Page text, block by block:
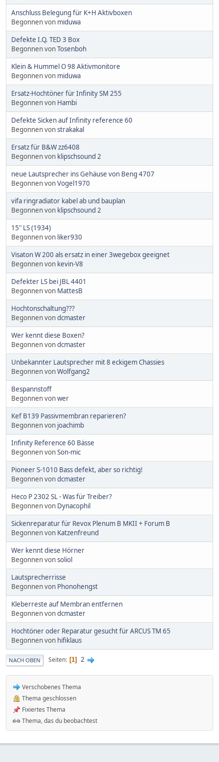
Anschluss Belegung für K+H Aktivboxen
Begonnen von miduwa
Defekte I.Q. TED 3 Box
Begonnen vonTosenboh
Klein & Hummel O 98 Aktivmonitore
Begonnen von miduwa
Ersatz-Hochtöner für Infinity SM 255
Begonnen von Hambi
Defekte Sicken auf Infinity reference 60
Begonnen vonstrakakal
Ersatz für B&W zz6408
Begonnen von klipschsound 2
neue Lautsprecher ins Gehäuse von Beng 4707
Begonnen vonVogel1970
vifa ringradiator kabel ab und bauplan
Begonnen von klipschsound 2
15" LS (1934)
Begonnen von liker930
Visaton W 200 als ersatz in einer 3wegebox geeignet
Begonnen von kevin-V8
Defekter LS bei JBL 4401
Begonnen von MattesB
Hochtonschaltung???
Begonnen vondcmaster
Wer kennt diese Boxen?
Begonnen vondcmaster
Unbekannter Lautsprecher mit 8 eckigem Chassies
Begonnen vonWolfgang2
Bespannstoff
Begonnen vonwer
Kef B139 Passivmembran reparieren?
Begonnen von joachimb
Infinity Reference 60 Bässe
Begonnen vonSon-mic
Pioneer S-1010 Bass defekt, aber so richtig!
Begonnen vondcmaster
Heco P 2302 SL - Was für Treiber?
Begonnen von Dynacophil
Sickenreparatur für Revox Plenum B MKII + Forum B
Begonnen von Katzenfreund
Wer kennt diese Hörner
Begonnen vonsoliol
Lautsprecherrisse
Begonnen von Phonohengst
Kleberreste auf Membran entfernen
Begonnen vondcmaster
Hochtöner oder Reparatur gesucht für ARCUS TM 65
Begonnen von hifiklaus
NACH OBEN Seiten 1 2
Verschobenes Thema
Thema geschlossen
Fixiertes Thema
Thema, das du beobachtest